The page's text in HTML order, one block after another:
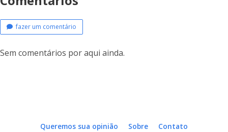
fazer um comentário
Sem comentários por aqui ainda.
Queremos sua opinião Sobre Contato